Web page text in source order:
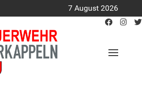
7 August 2026